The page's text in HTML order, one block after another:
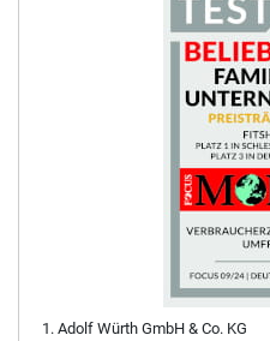
Adolf Würth GmbH & Co. KG